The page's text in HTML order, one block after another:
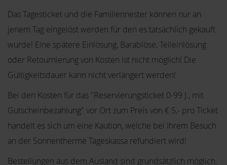
Das Tagesticket und die Familiennester können nur an
jenem Tag eingelöst werden für den es tatsächlich gekauft
wurde! Eine spätere Einlösung, Barablöse, Teileinlösung
oder Retournierung von Kosten ist nicht möglich! Die
Gültigkeitsdauer kann nicht verlängert werden!
Bei den Kosten für das "Reservierungsticket 0-99 J., mit
Gutscheinbezahlung" vor Ort zum Preis von € 5,- pro Ticket
handelt es sich um eine Kaution, welche bei Ihrem Besuch
an der Sonnentherme Tageskassa refundiert wird!
Bestellungen aus dem Ausland sind grundsätzlich möglich.